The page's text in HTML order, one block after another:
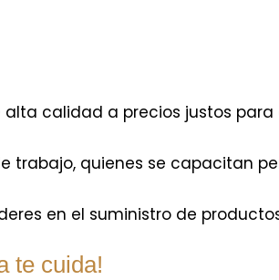
calidad a precios justos
trabajo, quienes se capacitan
en el suministro de
te cuida!